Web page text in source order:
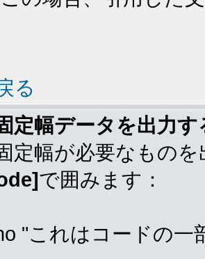
る
定幅データを出力す
定幅が必要なもの
で囲みます：
"これはコードの一